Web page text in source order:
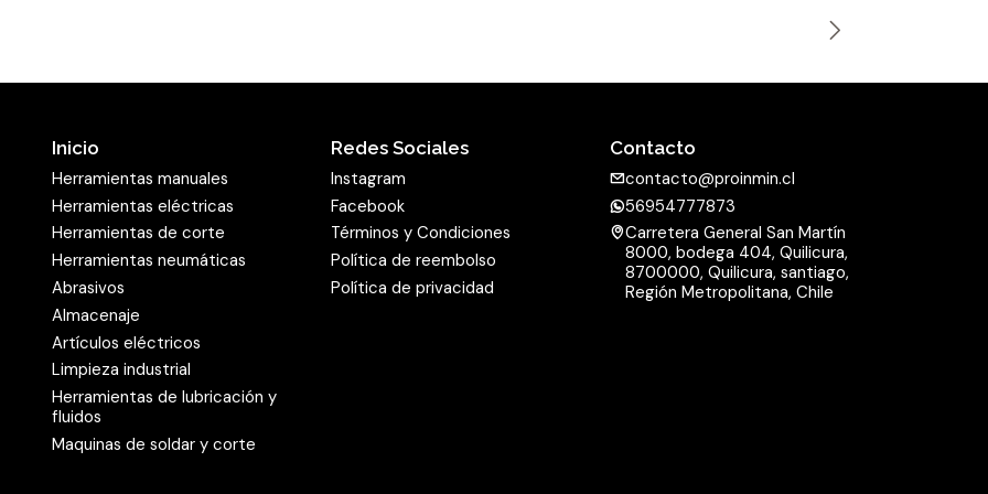
Inicio
Herramientas manuales
Herramientas eléctricas
Herramientas de corte
Herramientas neumáticas
Abrasivos
Almacenaje
Artículos eléctricos
Limpieza industrial
Herramientas de lubricación y
fluidos
Maquinas de soldar y corte
Redes Sociales
Instagram
Facebook
Términos y Condiciones
Política de reembolso
Política de privacidad
Contacto
contacto@proinmin.cl
56954777873
Carretera General San Martín
8000, bodega 404, Quilicura,
8700000, Quilicura, santiago,
Región Metropolitana, Chile